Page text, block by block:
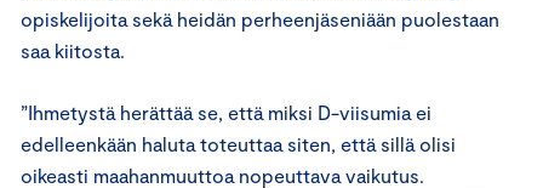
opiskelijoita sekä heidän perheenjäseniään puolestaan
saa kiitosta.
”Ihmetystä herättää se, että miksi D-viisumia ei
edelleenkään haluta toteuttaa siten, että sillä olisi
oikeasti maahanmuuttoa nopeuttava vaikutus.